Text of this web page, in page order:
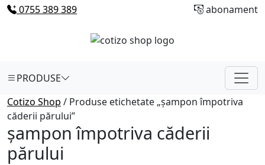
0755 389 389 abonament
PRODUSE
Cotizo Shop / Produse etichetate „șampon împotriva
căderii părului”
șampon împotriva căderii
părului